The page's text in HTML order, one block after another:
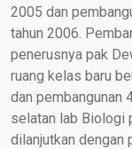
2005 dan
tahun 2006.
penerusnya pak
ruang kelas baru
dan pembangunan
selatan lab Biologi
dilanjutkan dengan